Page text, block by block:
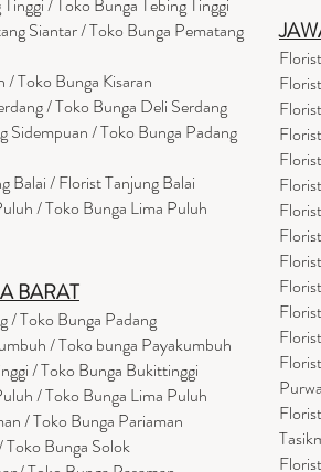
/ Toko Bunga Tebing Tinggi
Siantar / Toko Bunga Pematang
/ Toko Bunga Kisaran
/ Toko Bunga Deli Serdang
Sidempuan / Toko Bunga Padang
Balai / Florist Tanjung Balai
/ Toko Bunga Lima Puluh
BARAT
/ Toko Bunga Padang
/ Toko bunga Payakumbuh
/ Toko Bunga Bukittinggi
/ Toko Bunga Lima Puluh
/ Toko Bunga Pariaman
Toko Bunga Solok